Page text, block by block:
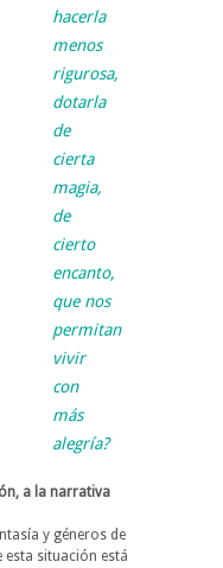
hacerla
menos
rigurosa,
dotarla
de
cierta
magia,
de
cierto
encanto,
que nos
permitan
vivir
con
más
alegría?
a la narrativa
y géneros de
esta situación está